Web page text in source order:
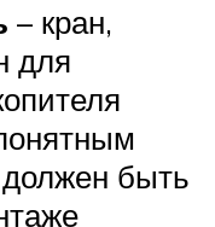
– кран,
для
быть